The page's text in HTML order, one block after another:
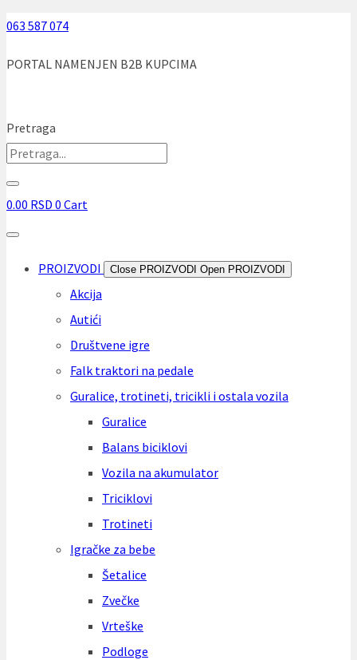
Skip
063 587 074
PORTAL NAMENJEN B2B KUPCIMA
Pretraga
0.00 RSD 0 Cart
PROIZVODI Close PROIZVODI Open PROIZVODI
Akcija
Autići
Društvene igre
Falk traktori na pedale
Guralice, trotineti, tricikli i ostala vozila
Guralice
Balans biciklovi
Vozila na akumulator
Triciklovi
Trotineti
Igračke za bebe
Šetalice
Zvečke
Vrteške
Podloge